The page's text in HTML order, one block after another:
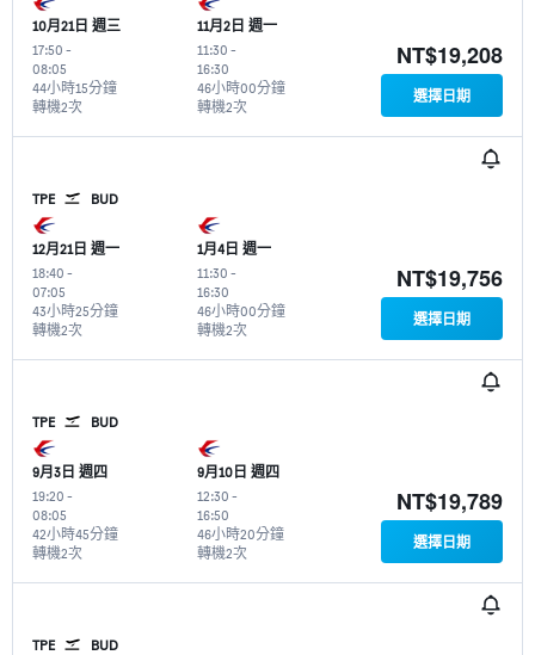
10月21日 週三
17:50 -
08:05
轉機2次
44小時15分鐘
11月2日 週一
11:30 -
16:30
轉機2次
46小時00分鐘
NT$19,208
選擇日期
TPE BUD
12月21日 週一
18:40 -
07:05
轉機2次
43小時25分鐘
1月4日 週一
11:30 -
16:30
轉機2次
46小時00分鐘
NT$19,756
選擇日期
TPE BUD
9月3日 週四
19:20 -
08:05
轉機2次
42小時45分鐘
9月10日 週四
12:30 -
16:50
轉機2次
46小時20分鐘
NT$19,789
選擇日期
TPE BUD